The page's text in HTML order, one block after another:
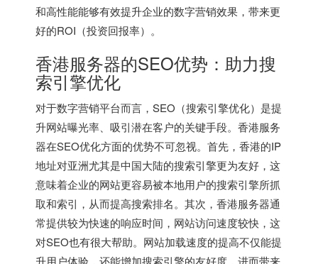
和高性能能够有效提升企业的数字营销效果，带来更
好的ROI（投资回报率）。
香港服务器的SEO优势：助力搜
索引擎优化
对于数字营销平台而言，SEO（搜索引擎优化）是提
升网站曝光率、吸引潜在客户的关键手段。香港服务
器在SEO优化方面的优势不可忽视。首先，香港的IP
地址对亚洲尤其是中国大陆的搜索引擎更为友好，这
意味着企业的网站更容易被本地用户的搜索引擎所抓
取和索引，从而提高搜索排名。其次，香港服务器通
常提供较为快速的响应时间，网站访问速度较快，这
对SEO也有很大帮助。网站加载速度的提高不仅能提
升用户体验，还能增加搜索引擎的友好度，进而带来